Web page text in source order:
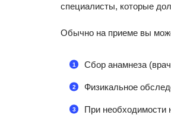
специалисты, которые
Обычно на приеме вы
Сбор анамнеза
Физикальное
При необходимости